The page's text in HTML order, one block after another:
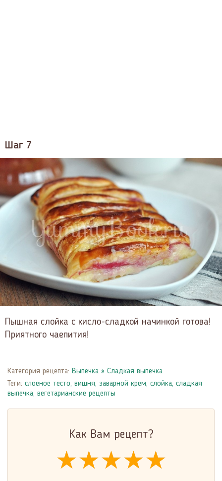
Шаг 7
Пышная слойка с кисло-сладкой начинкой готова!
Приятного чаепития!
Категория рецепта: Выпечка » Сладкая выпечка
Теги: слоеное тесто, вишня, заварной крем, слойка, сладкая
выпечка, вегетарианские рецепты
Как Вам рецепт?
★★★★★
★★★★★
★★★★★